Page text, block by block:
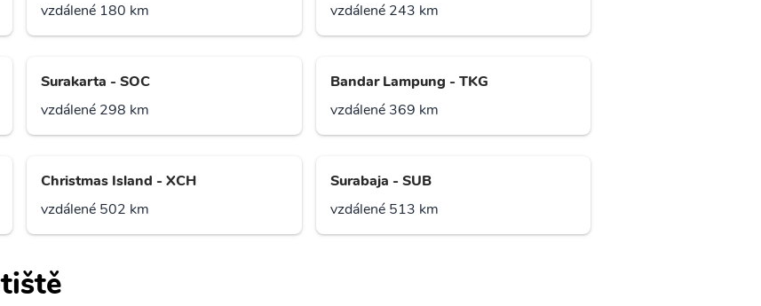
vzdálené 180 km
vzdálené 243 km
Surakarta - SOC
vzdálené 298 km
Bandar Lampung - TKG
vzdálené 369 km
Christmas Island - XCH
vzdálené 502 km
Surabaja - SUB
vzdálené 513 km